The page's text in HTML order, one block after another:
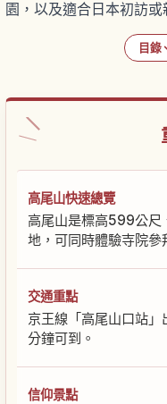
園，以及適合日本初訪
目錄
高尾山快速總覽
高尾山是標高599公尺
地，可同時體驗寺院參
交通重點
京王線「高尾山口站
分鐘可到。
信仰景點